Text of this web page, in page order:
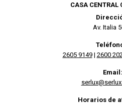
CASA CENTRAL
Av. Italia
2605 9149| 2600
Email:
Horarios de